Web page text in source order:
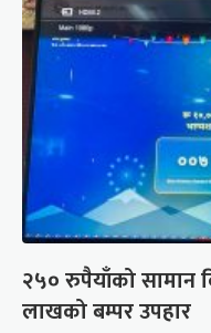
२५० रुपैयाँको सामान
लाखको बम्पर उपहार